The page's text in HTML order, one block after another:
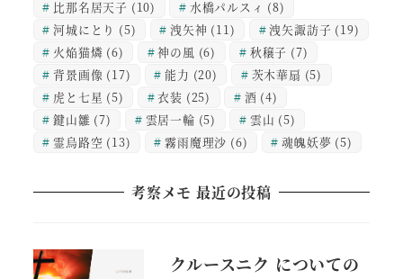
比那名居天子 (10) 水橋パルスィ (8)
河城にとり (5) 洩矢神 (11) 洩矢諏訪子 (19)
火焔猫燐 (6) 神の風 (6) 秋穣子 (7)
背景画像 (17) 能力 (20) 茨木華扇 (5)
虎と七星 (5) 衣装 (25) 酒 (4)
鍵山雛 (7) 雲居一輪 (5) 雲山 (5)
霊烏路空 (13) 霧雨魔理沙 (6) 魂魄妖夢 (5)
考察メモ 最近の投稿
クルースニク についての